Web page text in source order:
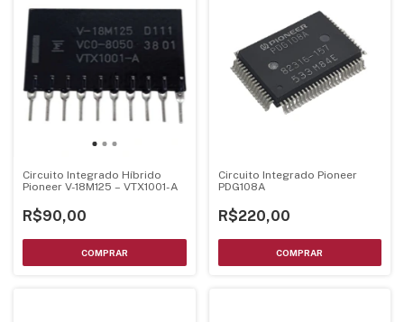
Circuito Integrado Híbrido
Pioneer V-18M125 – VTX1001-A
R$90,00
Circuito Integrado Pioneer
PDG108A
R$220,00